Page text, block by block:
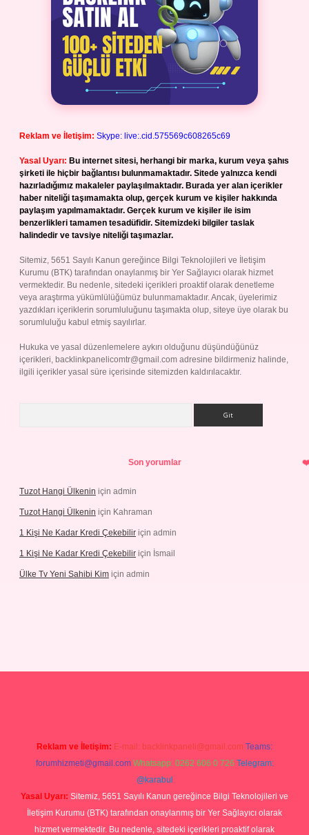
Reklam ve İletişim: Skype: live:.cid.575569c608265c69
Yasal Uyarı: Bu internet sitesi, herhangi bir marka, kurum veya şahıs
şirketi ile hiçbir bağlantısı bulunmamaktadır. Sitede yalnızca kendi
hazırladığımız makaleler paylaşılmaktadır. Burada yer alan içerikler
haber niteliği taşımamakta olup, gerçek kurum ve kişiler hakkında
paylaşım yapılmamaktadır. Gerçek kurum ve kişiler ile isim
benzerlikleri tamamen tesadüfidir. Sitemizdeki bilgiler taslak
halindedir ve tavsiye niteliği taşımazlar.
Sitemiz, 5651 Sayılı Kanun gereğince Bilgi Teknolojileri ve İletişim
Kurumu (BTK) tarafından onaylanmış bir Yer Sağlayıcı olarak hizmet
vermektedir. Bu nedenle, sitedeki içerikleri proaktif olarak denetleme
veya araştırma yükümlülüğümüz bulunmamaktadır. Ancak, üyelerimiz
yazdıkları içeriklerin sorumluluğunu taşımakta olup, siteye üye olarak bu
sorumluluğu kabul etmiş sayılırlar.
Hukuka ve yasal düzenlemelere aykırı olduğunu düşündüğünüz
içerikleri, backlinkpanelicomtr@gmail.com adresine bildirmeniz halinde,
ilgili içerikler yasal süre içerisinde sitemizden kaldırılacaktır.
Son yorumlar
Tuzot Hangi Ülkenin için admin
Tuzot Hangi Ülkenin için Kahraman
1 Kişi Ne Kadar Kredi Çekebilir için admin
1 Kişi Ne Kadar Kredi Çekebilir için İsmail
Ülke Tv Yeni Sahibi Kim için admin
Reklam ve İletişim: E-mail: backlinkpaneli@gmail.com Teams:
forumhizmeti@gmail.com Whatsapp: 0262 606 0 726 Telegram:
@karabul
Yasal Uyarı: Sitemiz, 5651 Sayılı Kanun gereğince Bilgi Teknolojileri ve
İletişim Kurumu (BTK) tarafından onaylanmış bir Yer Sağlayıcı olarak
hizmet vermektedir. Bu nedenle, sitedeki içerikleri proaktif olarak